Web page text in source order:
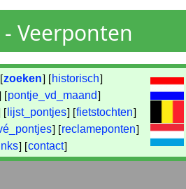
Veerponten
zoeken] [ historisch]
[pontje_vd_maand]
[ lijst_pontjes] [fietstochten]
] [reclameponten]
] [contact]